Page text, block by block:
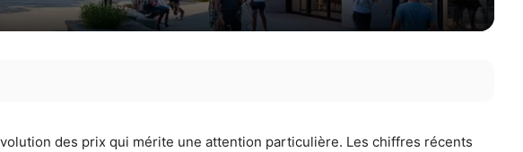
des prix qui mérite une attention particulière. Les chiffres récents